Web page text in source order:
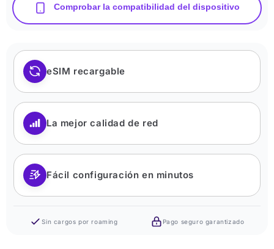
Comprobar la compatibilidad del dispositivo
eSIM recargable
La mejor calidad de red
Fácil configuración en minutos
Sin cargos por roaming Pago seguro garantizado